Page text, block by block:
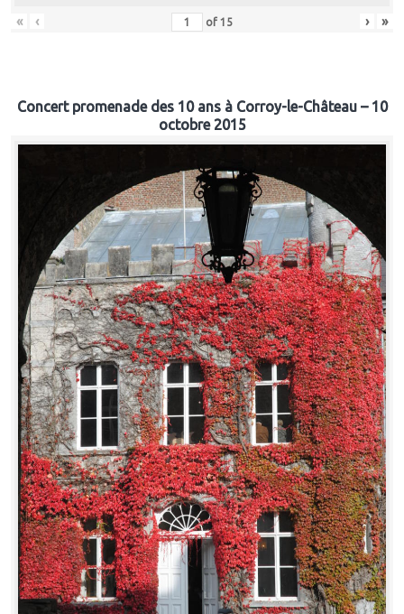
« ‹ of 15 › »
Concert promenade des 10 ans à Corroy-le-Château – 10
octobre 2015